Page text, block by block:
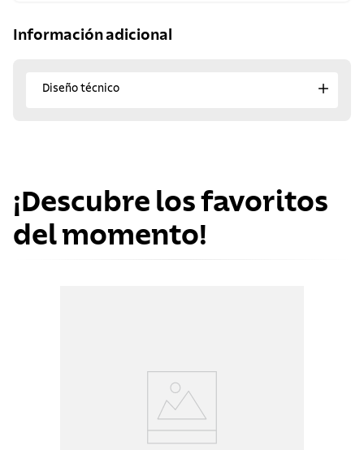
Información adicional
Diseño técnico
¡Descubre los favoritos
del momento!